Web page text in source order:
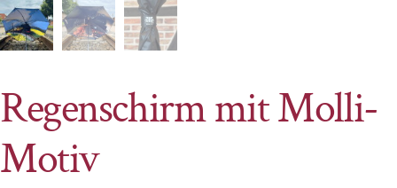
Regenschirm mit Molli-
Motiv